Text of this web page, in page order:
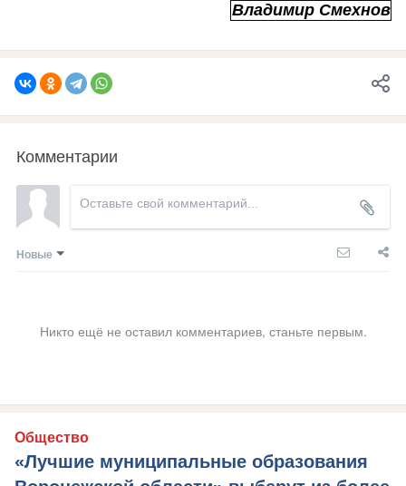
Владимир Смехнов
Комментарии
Новые
Никто ещё не оставил комментариев, станьте первым.
Общество
«Лучшие муниципальные образования